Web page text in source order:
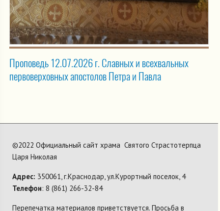
Проповедь 12.07.2026 г. Славных и всехвальных
первоверховных апостолов Петра и Павла
©2022 Официальный сайт храма Святого Страстотерпца
Царя Николая
Адрес: 350061, г.Краснодар, ул.Курортный поселок, 4
Телефон: 8 (861) 266-32-84
Перепечатка материалов приветствуется. Просьба в